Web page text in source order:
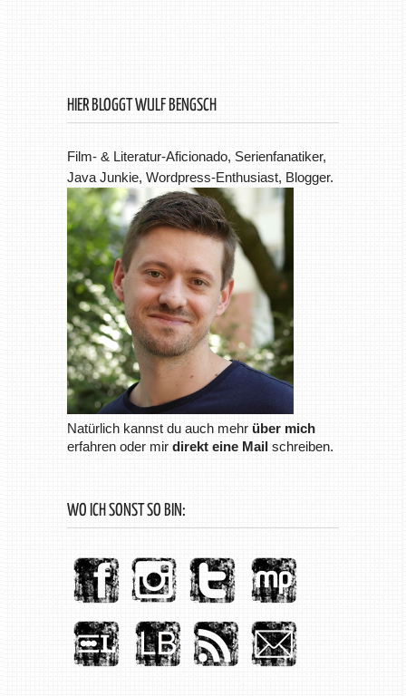
HIER BLOGGT WULF BENGSCH
Film- & Literatur-Aficionado, Serienfanatiker,
Java Junkie, Wordpress-Enthusiast, Blogger.
Natürlich kannst du auch mehr über mich
erfahren oder mir direkt eine Mail schreiben.
WO ICH SONST SO BIN: